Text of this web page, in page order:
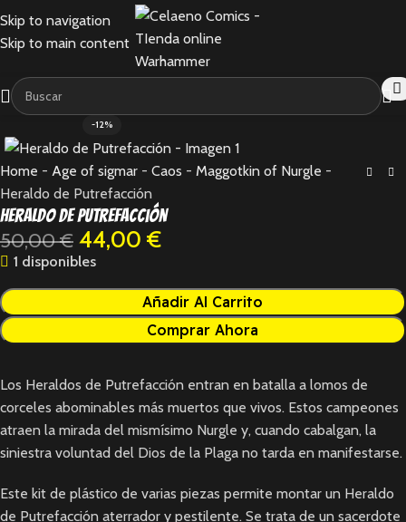
Skip to navigation
Skip to main content
-12%
Home - Age of sigmar - Caos - Maggotkin of Nurgle -
Heraldo de Putrefacción
Heraldo de Putrefacción
50,00€ 44,00 €
1 disponibles
Añadir Al Carrito
Comprar Ahora
Los Heraldos de Putrefacción entran en batalla a lomos de
corceles abominables más muertos que vivos. Estos campeones
atraen la mirada del mismísimo Nurgle y, cuando cabalgan, la
siniestra voluntad del Dios de la Plaga no tarda en manifestarse.
Este kit de plástico de varias piezas permite montar un Heraldo
de Putrefacción aterrador y pestilente. Se trata de un sacerdote